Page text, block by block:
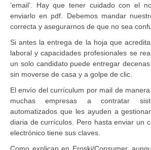
‘email’. Hay que tener cuidado con el
enviarlo en pdf. Debemos mandar
correcta y asegurarnos de que no sea
Si antes la entrega de la hoja que
laboral y capacidades profesionales se
un solo candidato puede entregar
sin moverse de casa y a golpe de clic.
El envío del currículum por mail de
muchas empresas a contratar
automatizados que les ayuden a
diaria de currículos. Pero hasta enviar un
electrónico tiene sus claves.
Como explican en Eroski/Consumer,